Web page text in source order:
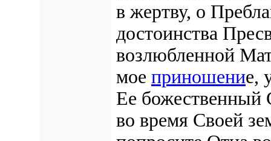
в жертву, о
достоинства
возлюбленной
мое приношение,
Ее
во время Своей